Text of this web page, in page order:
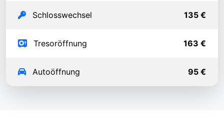
Schlosswechsel 135 €
Tresoröffnung 163 €
Autoöffnung 95 €